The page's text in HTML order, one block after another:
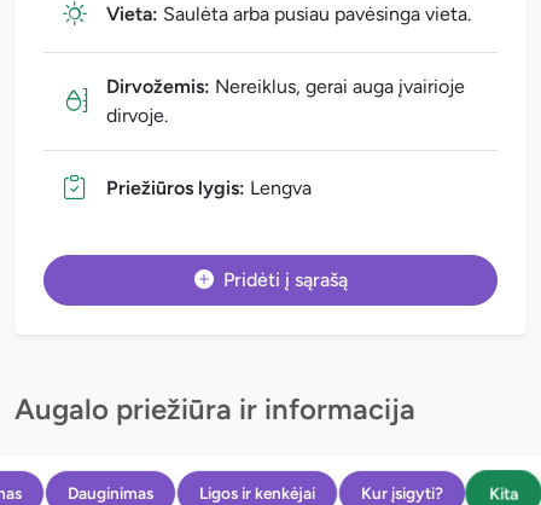
Vieta: Saulėta arba pusiau pavėsinga vieta.
Dirvožemis: Nereiklus, gerai auga įvairioje
dirvoje.
Priežiūros lygis: Lengva
Pridėti į sąrašą
Augalo priežiūra ir informacija
Dauginimas Ligos ir kenkėjai Kur įsigyti? Kita